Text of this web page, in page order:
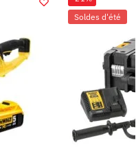
Soldes d'été